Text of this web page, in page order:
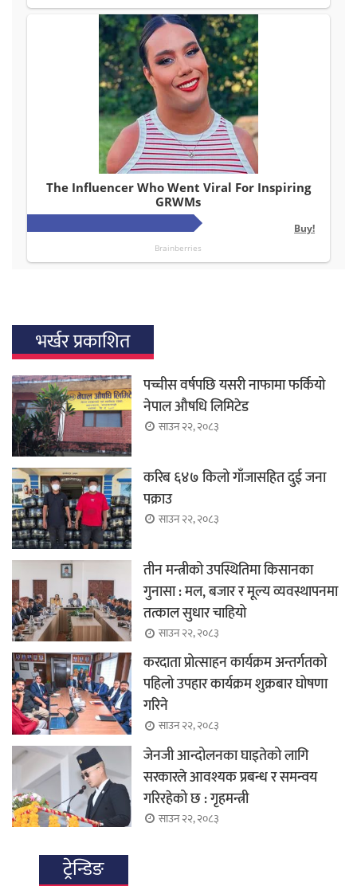
भर्खर प्रकाशित
पच्चीस वर्षपछि यसरी नाफामा फर्कियो
नेपाल औषधि लिमिटेड
साउन २२, २०८३
करिब ६४७ किलो गाँजासहित दुई जना
पक्राउ
साउन २२, २०८३
तीन मन्त्रीको उपस्थितिमा किसानका
गुनासा : मल, बजार र मूल्य व्यवस्थापनमा
तत्काल सुधार चाहियो
साउन २२, २०८३
करदाता प्रोत्साहन कार्यक्रम अन्तर्गतको
पहिलो उपहार कार्यक्रम शुक्रबार घोषणा
गरिने
साउन २२, २०८३
जेनजी आन्दोलनका घाइतेको लागि
सरकारले आवश्यक प्रबन्ध र समन्वय
गरिरहेको छ : गृहमन्त्री
साउन २२, २०८३
ट्रेन्डिङ